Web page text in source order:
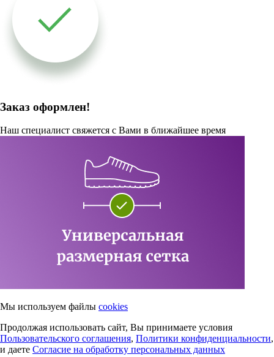
Заказ оформлен!
Наш специалист свяжется с Вами в ближайшее время
Мы используем файлы cookies
Продолжая использовать сайт, Вы принимаете условия
Пользовательского соглашения, Политики конфиденциальности,
и даете Согласие на обработку персональных данных